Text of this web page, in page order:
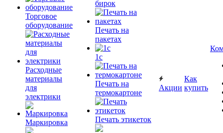
Торговое
оборудование
Расходные
материалы
для
электрики
Маркировка
бирок
Печать на
пакетах
1c
Печать на
термокартоне
Печать этикеток
Акции
Как
купить